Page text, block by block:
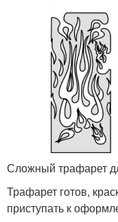
Сложный трафарет
Трафарет готов,
приступать к